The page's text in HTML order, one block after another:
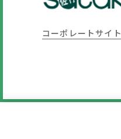
コーポレートサイト